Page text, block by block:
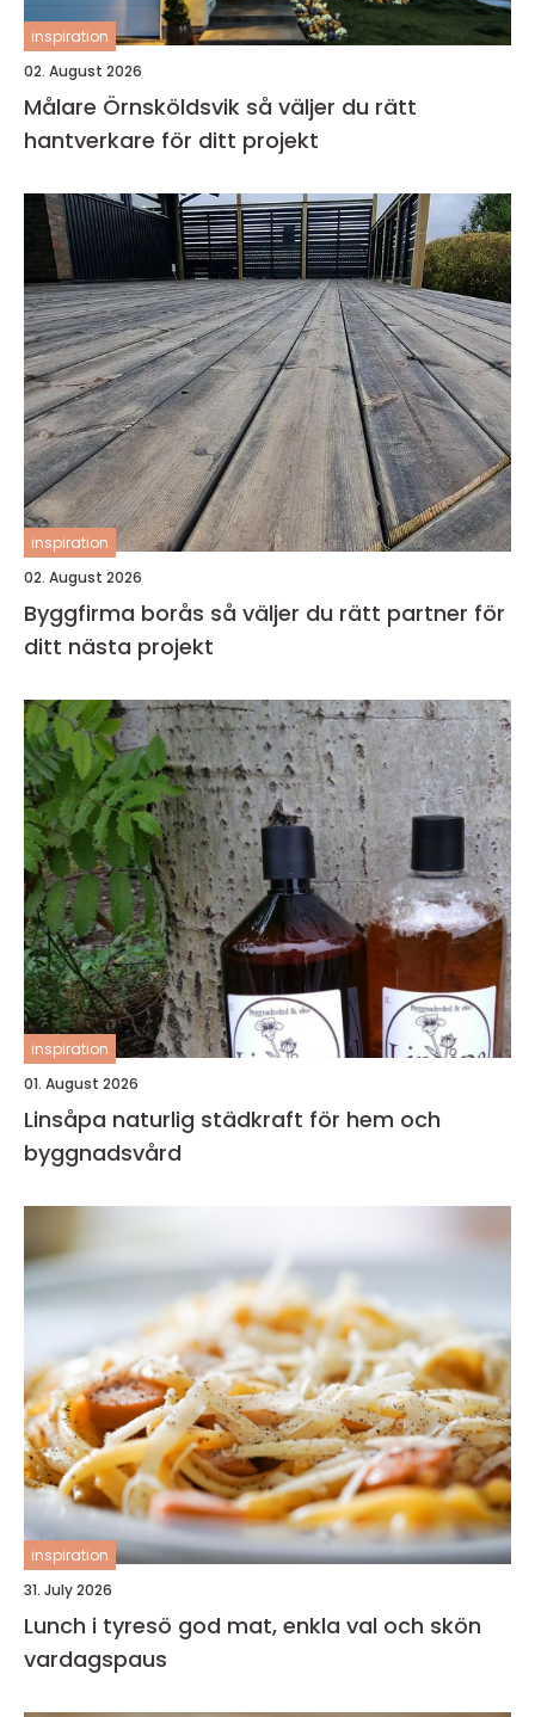
inspiration
02. August 2026
Målare Örnsköldsvik så väljer du rätt
hantverkare för ditt projekt
inspiration
02. August 2026
Byggfirma borås så väljer du rätt partner för
ditt nästa projekt
inspiration
01. August 2026
Linsåpa naturlig städkraft för hem och
byggnadsvård
inspiration
31. July 2026
Lunch i tyresö god mat, enkla val och skön
vardagspaus